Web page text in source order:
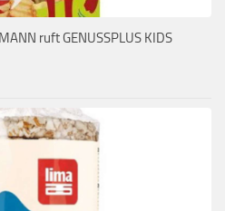
ruft GENUSSPLUS KIDS